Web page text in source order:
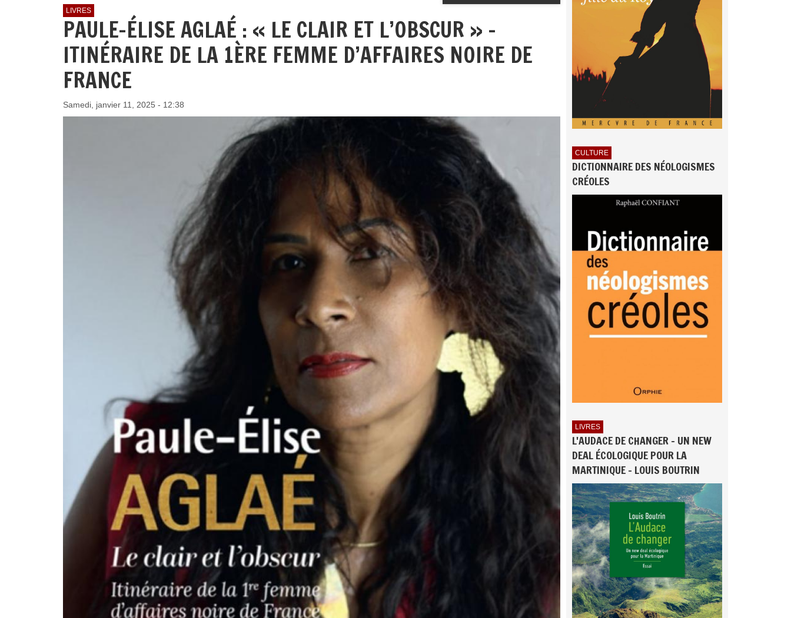
LIVRES
PAULE-ÉLISE AGLAÉ : « LE CLAIR ET L’OBSCUR » –
ITINÉRAIRE DE LA 1ÈRE FEMME D’AFFAIRES NOIRE DE
FRANCE
Samedi, janvier 11, 2025 - 12:38
CULTURE
DICTIONNAIRE DES NÉOLOGISMES
CRÉOLES
LIVRES
L'AUDACE DE CHANGER - UN NEW
DEAL ÉCOLOGIQUE POUR LA
MARTINIQUE - LOUIS BOUTRIN